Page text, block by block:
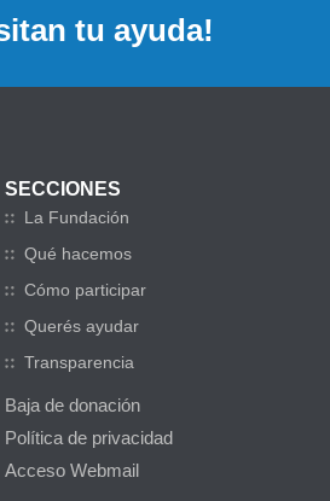
tu ayuda!
SECCIONES
La Fundación
Qué hacemos
Cómo participar
Querés ayudar
Transparencia
Baja de donación
Política de privacidad
Acceso Webmail